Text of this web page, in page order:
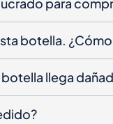
para
botella.
llega